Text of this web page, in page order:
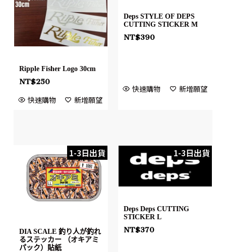
Ripple Fisher Logo 30cm
NT$250
快速購物 新增願望
Deps STYLE OF DEPS
CUTTING STICKER M
NT$390
快速購物 新增願望
1-3日出貨
DIA SCALE 釣り人が釣れ
るステッカー （オキアミ
パック）貼紙
1-3日出貨
Deps Deps CUTTING
STICKER L
NT$370